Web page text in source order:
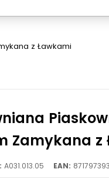
z Ławkami
Zamykana z
A031.013.05 EAN: